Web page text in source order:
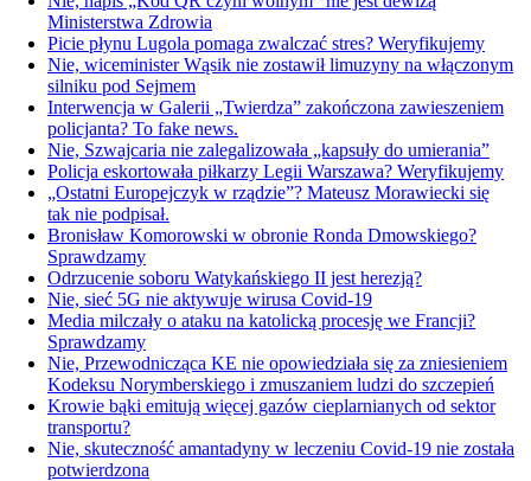
Ministerstwa Zdrowia
Picie płynu Lugola pomaga zwalczać stres? Weryfikujemy
Nie, wiceminister Wąsik nie zostawił limuzyny na włączonym
silniku pod Sejmem
Interwencja w Galerii „Twierdza” zakończona zawieszeniem
policjanta? To fake news.
Nie, Szwajcaria nie zalegalizowała „kapsuły do umierania”
Policja eskortowała piłkarzy Legii Warszawa? Weryfikujemy
„Ostatni Europejczyk w rządzie”? Mateusz Morawiecki się
tak nie podpisał.
Bronisław Komorowski w obronie Ronda Dmowskiego?
Sprawdzamy
Odrzucenie soboru Watykańskiego II jest herezją?
Nie, sieć 5G nie aktywuje wirusa Covid-19
Media milczały o ataku na katolicką procesję we Francji?
Sprawdzamy
Nie, Przewodnicząca KE nie opowiedziała się za zniesieniem
Kodeksu Norymberskiego i zmuszaniem ludzi do szczepień
Krowie bąki emitują więcej gazów cieplarnianych od sektor
transportu?
Nie, skuteczność amantadyny w leczeniu Covid-19 nie została
potwierdzona